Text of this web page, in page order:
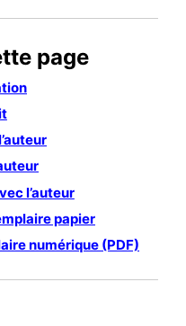
page
l’auteur
papier
numérique (PDF)